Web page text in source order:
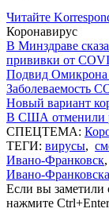
Читайте
Коронавирус
В Минздраве
прививки от
Подвид Омикрона
Заболеваемость
Новый вариант
В США отменили
СПЕЦТЕМА:
ТЕГИ: вирусы,
Ивано-Франковск,
Ивано-
Если вы заметили
нажмите